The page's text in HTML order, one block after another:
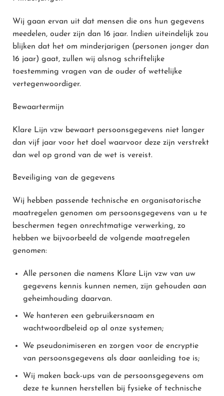
Wij gaan ervan uit dat mensen die ons hun gegevens
meedelen, ouder zijn dan 16 jaar. Indien uiteindelijk zou
blijken dat het om minderjarigen (personen jonger dan
16 jaar) gaat, zullen wij alsnog schriftelijke
toestemming vragen van de ouder of wettelijke
vertegenwoordiger.
Bewaartermijn
Klare Lijn vzw bewaart persoonsgegevens niet langer
dan vijf jaar voor het doel waarvoor deze zijn verstrekt
dan wel op grond van de wet is vereist.
Beveiliging van de gegevens
Wij hebben passende technische en organisatorische
maatregelen genomen om persoonsgegevens van u te
beschermen tegen onrechtmatige verwerking, zo
hebben we bijvoorbeeld de volgende maatregelen
genomen:
Alle personen die namens Klare Lijn vzw van uw
gegevens kennis kunnen nemen, zijn gehouden aan
geheimhouding daarvan.
We hanteren een gebruikersnaam en
wachtwoordbeleid op al onze systemen;
We pseudonimiseren en zorgen voor de encryptie
van persoonsgegevens als daar aanleiding toe is;
Wij maken back-ups van de persoonsgegevens om
deze te kunnen herstellen bij fysieke of technische